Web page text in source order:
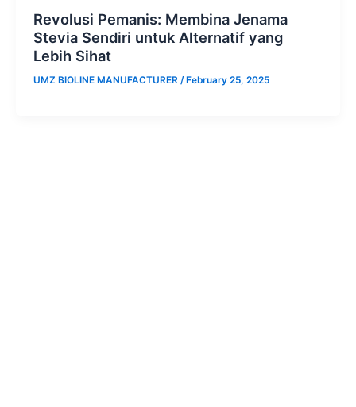
Revolusi Pemanis: Membina Jenama
Stevia Sendiri untuk Alternatif yang
Lebih Sihat
UMZ BIOLINE MANUFACTURER /February 25, 2025